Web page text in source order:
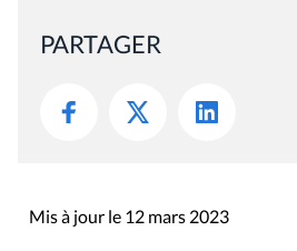
PARTAGER
Mis à jour le 12 mars 2023